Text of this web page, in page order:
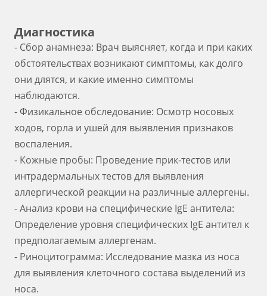
Диагностика
- Сбор анамнеза: Врач выясняет, когда и при каких
обстоятельствах возникают симптомы, как долго
они длятся, и какие именно симптомы
наблюдаются.
- Физикальное обследование: Осмотр носовых
ходов, горла и ушей для выявления признаков
воспаления.
- Кожные пробы: Проведение прик-тестов или
интрадермальных тестов для выявления
аллергической реакции на различные аллергены.
- Анализ крови на специфические IgE антитела:
Определение уровня специфических IgE антител к
предполагаемым аллергенам.
- Риноцитограмма: Исследование мазка из носа
для выявления клеточного состава выделений из
носа.